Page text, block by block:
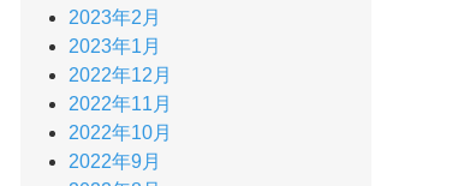
2023年2月
2023年1月
2022年12月
2022年11月
2022年10月
2022年9月